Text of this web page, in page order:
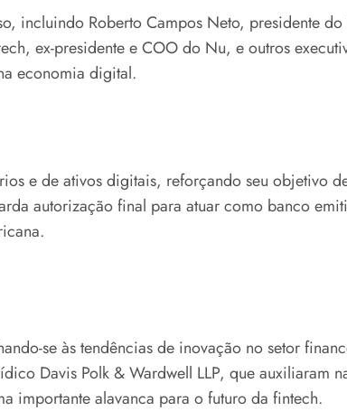
incluindo Roberto Campos Neto, presidente
ex-presidente e COO do Nu, e outros
economia digital.
e de ativos digitais, reforçando seu objetivo
autorização final para atuar como banco
se às tendências de inovação no setor
Davis Polk & Wardwell LLP, que auxiliaram
importante alavanca para o futuro da fintech.